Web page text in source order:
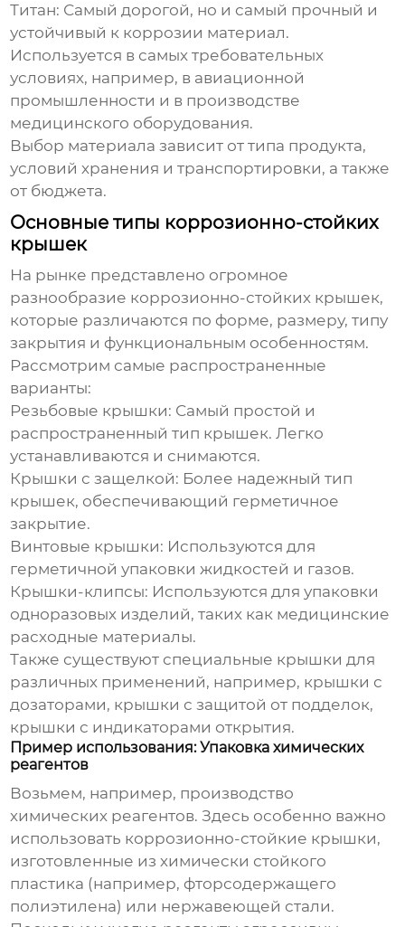
Титан: Самый дорогой, но и самый прочный и
устойчивый к коррозии материал.
Используется в самых требовательных
условиях, например, в авиационной
промышленности и в производстве
медицинского оборудования.
Выбор материала зависит от типа продукта,
условий хранения и транспортировки, а также
от бюджета.
Основные типы коррозионно-стойких
крышек
На рынке представлено огромное
разнообразие коррозионно-стойких крышек,
которые различаются по форме, размеру, типу
закрытия и функциональным особенностям.
Рассмотрим самые распространенные
варианты:
Резьбовые крышки: Самый простой и
распространенный тип крышек. Легко
устанавливаются и снимаются.
Крышки с защелкой: Более надежный тип
крышек, обеспечивающий герметичное
закрытие.
Винтовые крышки: Используются для
герметичной упаковки жидкостей и газов.
Крышки-клипсы: Используются для упаковки
одноразовых изделий, таких как медицинские
расходные материалы.
Также существуют специальные крышки для
различных применений, например, крышки с
дозаторами, крышки с защитой от подделок,
крышки с индикаторами открытия.
Пример использования: Упаковка химических
реагентов
Возьмем, например, производство
химических реагентов. Здесь особенно важно
использовать коррозионно-стойкие крышки,
изготовленные из химически стойкого
пластика (например, фторсодержащего
полиэтилена) или нержавеющей стали.